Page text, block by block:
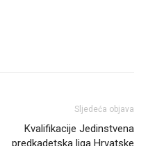
Sljedeća objava
Kvalifikacije Jedinstvena
predkadetska liga Hrvatske